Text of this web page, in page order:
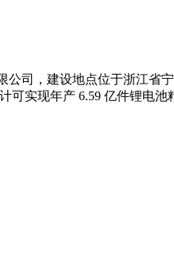
司，建设地点位于浙江省
实现年产 6.59 亿件锂电